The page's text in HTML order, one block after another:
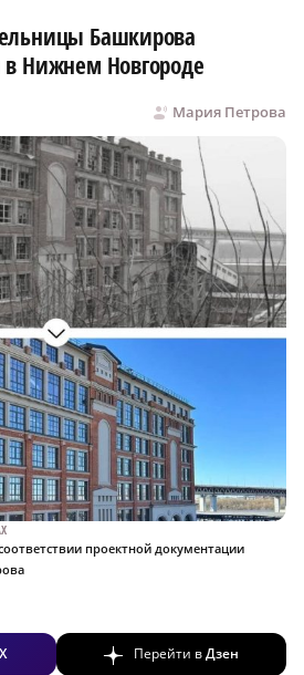
Башкирова
в Нижнем Новгороде
Мария Петрова
проектной документации
Перейти вДзен